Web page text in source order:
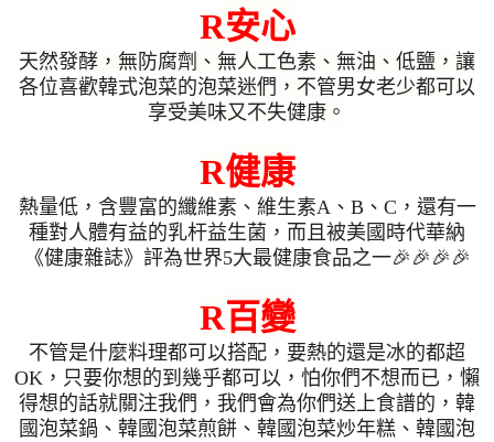
R安心
天然發酵，無防腐劑、無人工色素、無油、低鹽，讓
各位喜歡韓式泡菜的泡菜迷們，不管男女老少都可以
享受美味又不失健康。
R健康
熱量低，含豐富的纖維素、維生素A、 B 、 C ，還有一
種對人體有益的乳杆益生菌，而且被美國時代華納
《健康雜誌》評為世界5大最健康食品之一🎉🎉🎉🎉
R百變
不管是什麼料理都可以搭配，要熱的還是冰的都超
OK ，只要你想的到幾乎都可以，怕你們不想而已，懶
得想的話就關注我們，我們會為你們送上食譜的，韓
國泡菜鍋、韓國泡菜煎餅、韓國泡菜炒年糕、韓國泡